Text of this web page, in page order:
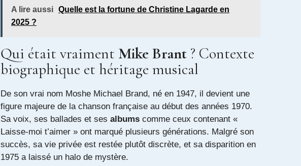
A lire aussi Quelle est la fortune de Christine Lagarde en
2025 ?
Qui était vraiment Mike Brant ? Contexte
biographique et héritage musical
De son vrai nom Moshe Michael Brand, né en 1947, il devient une
figure majeure de la chanson française au début des années 1970.
Sa voix, ses ballades et ses albums comme ceux contenant «
Laisse‑moi t’aimer » ont marqué plusieurs générations. Malgré son
succès, sa vie privée est restée plutôt discrète, et sa disparition en
1975 a laissé un halo de mystère.